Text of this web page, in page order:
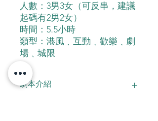
人數：3男3女（可反串，建議
起碼有2男2女）
時間：5.5小時
類型：港風﹑互動﹑歡樂﹑劇
場﹑城限
劇本介紹